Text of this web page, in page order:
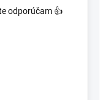
odporúčam 👍